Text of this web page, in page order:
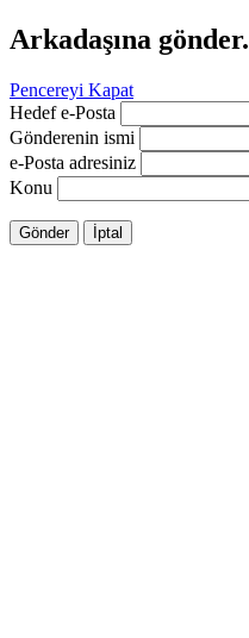
Arkadaşına gönder.
Pencereyi Kapat
Hedef e-Posta
Gönderenin ismi
e-Posta adresiniz
Konu
Gönder İptal